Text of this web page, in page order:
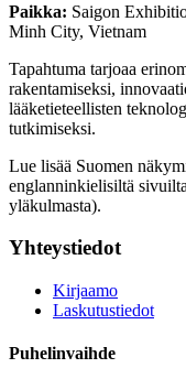
Paikka: Saigon
Minh City, Vietnam
Tapahtuma tarjoaa
rakentamiseksi,
lääketieteellisten
tutkimiseksi.
Lue lisää Suomen
englanninkielisiltä
yläkulmasta).
Yhteystiedot
Kirjaamo
Laskutustiedot
Puhelinvaihde